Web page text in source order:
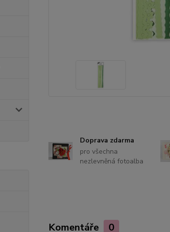
Doprava zdarma
pro všechna
nezlevněná fotoalba
Komentáře 0